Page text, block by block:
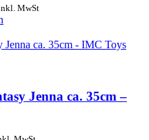
€.
MwSt
Jenna ca. 35cm –